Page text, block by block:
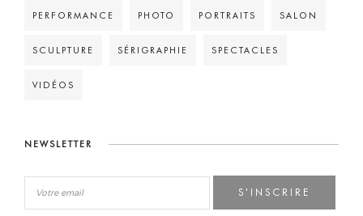
PERFORMANCE PHOTO PORTRAITS SALON
SCULPTURE SÉRIGRAPHIE SPECTACLES
VIDÉOS
NEWSLETTER
S'INSCRIRE